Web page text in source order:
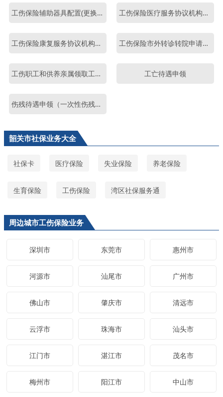
工伤保险辅助器具配置(更换)核付确认与备案 工伤保险医疗服务协议机构的确认
工伤保险康复服务协议机构的确认 工伤保险市外转诊转院申请确认
工伤职工和供养亲属领取工伤保险长期待遇资格认证 工亡待遇申领
伤残待遇申领（一次性伤残补助金、伤残津贴和生活护理费）
韶关市社保业务大全
社保卡 医疗保险 失业保险 养老保险
生育保险 工伤保险 湾区社保服务通
周边城市工伤保险业务
深圳市 东莞市 惠州市
河源市 汕尾市 广州市
佛山市 肇庆市 清远市
云浮市 珠海市 汕头市
江门市 湛江市 茂名市
梅州市 阳江市 中山市